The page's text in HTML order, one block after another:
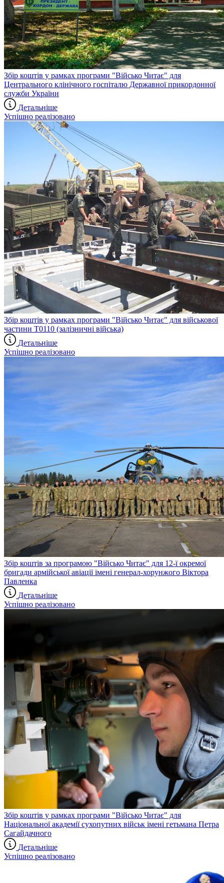
Збір коштів у рамках програми "Військо Читає" для
Центрального клінічного госпіталю Державної прикордонної
служби України
Детальніше
Успішно реалізовано
Збір коштів у рамках програми "Військо Читає" для військової
частини Т0110 (залізничні війська)
Детальніше
Успішно реалізовано
Збір коштів за програмою "Військо Читає" для 12-ї окремої
бригади армійської авіації імені генерал-хорунжого Віктора
Павленка
Детальніше
Успішно реалізовано
Збір коштів у рамках програми "Військо Читає" для
Національної академії сухопутних військ імені гетьмана Петра
Сагайдачного
Детальніше
Успішно реалізовано